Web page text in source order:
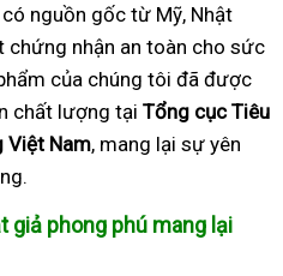
có nguồn gốc từ Mỹ, Nhật
chứng nhận an toàn cho sức
của chúng tôi đã được
chất lượng tại Tổng cục Tiêu
Việt Nam, mang lại sự yên
giả phong phú mang lại